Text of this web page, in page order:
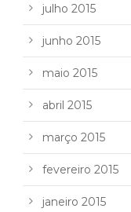
julho 2015
junho 2015
maio 2015
abril 2015
março 2015
fevereiro 2015
janeiro 2015